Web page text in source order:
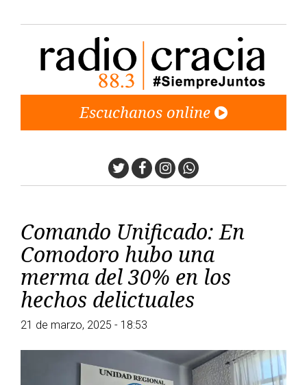
Escuchanos online
TwitterFacebook
Instagram
Whatsapp
Comando Unificado: En
Comodoro hubo una
merma del 30% en los
hechos delictuales
21 de marzo, 2025 - 18:53